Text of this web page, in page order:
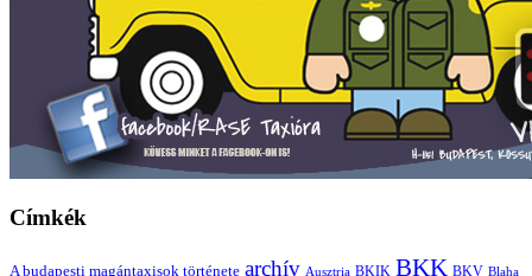
Címkék
A budapesti magántaxisok története archív Ausztria BKIK BKK BKV Blaha